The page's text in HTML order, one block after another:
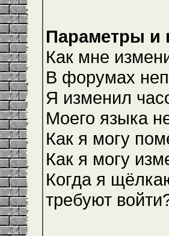
Параметры и
Как мне
В форумах
Я изменил
Моего языка
Как я могу
Как я могу
Когда я
требуют